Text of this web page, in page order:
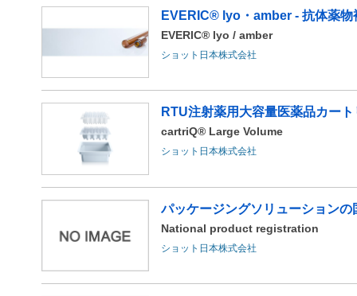
EVERIC® lyo・amber - 抗体薬
EVERIC® lyo / amber
ショット日本株式会社
RTU注射薬用大容量医薬品カート
cartriQ® Large Volume
ショット日本株式会社
パッケージングソリューションの
National product registration
ショット日本株式会社